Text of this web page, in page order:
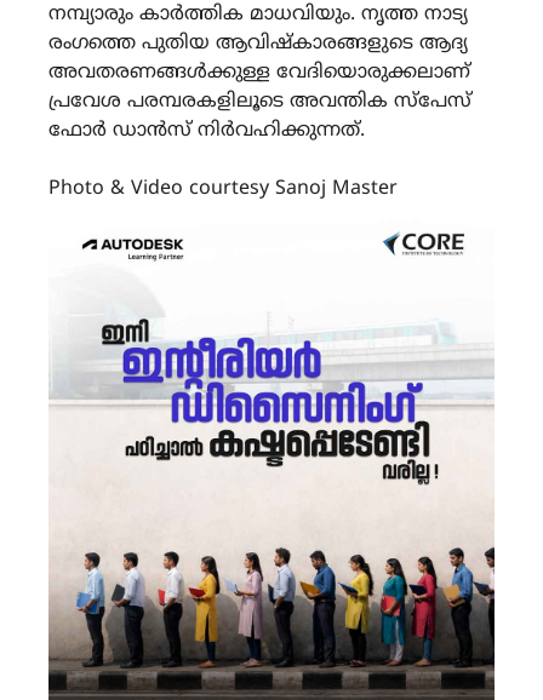
നമ്പ്യാരും കാർത്തിക മാധവിയും. നൃത്ത നാട്യ
രംഗത്തെ പുതിയ ആവിഷ്കാരങ്ങളുടെ ആദ്യ
അവതരണങ്ങൾക്കുള്ള വേദിയൊരുക്കലാണ്
പ്രവേശ പരമ്പരകളിലൂടെ അവന്തിക സ്പേസ്
ഫോർ ഡാൻസ് നിർവഹിക്കുന്നത്.
Photo & Video courtesy Sanoj Master